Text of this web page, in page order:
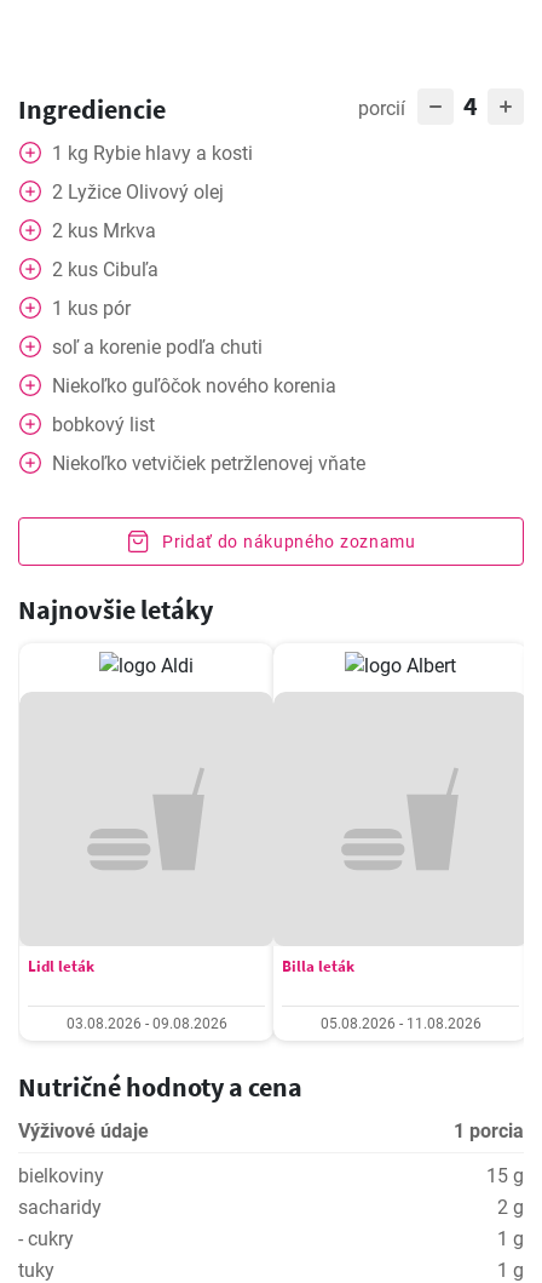
Ingrediencie porcií 4
1 kg Rybie hlavy a kosti
2 Lyžice Olivový olej
2 kus Mrkva
2 kus Cibuľa
1 kus pór
soľ a korenie podľa chuti
Niekoľko guľôčok nového korenia
bobkový list
Niekoľko vetvičiek petržlenovej vňate
Pridať do nákupného zoznamu
Najnovšie letáky
Lidl leták
03.08.2026 - 09.08.2026
Billa leták
05.08.2026 - 11.08.2026
Nutričné hodnoty a cena
Výživové údaje
1 porcia
bielkoviny
15 g
sacharidy
2 g
- cukry
1 g
tuky
1 g